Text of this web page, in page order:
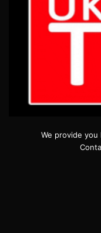
We provide